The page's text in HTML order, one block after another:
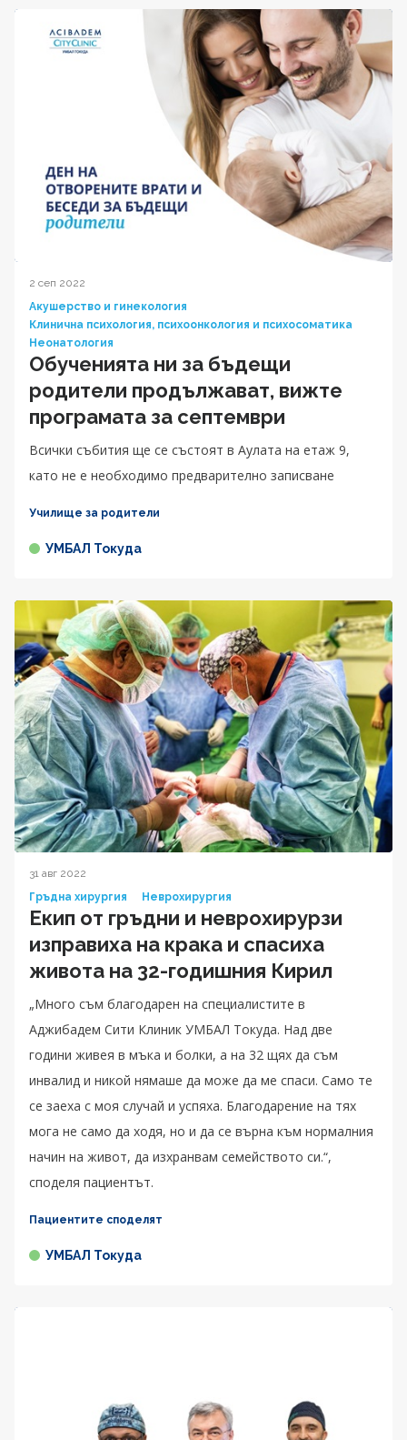
2 сеп 2022
Акушерство и гинекология
Клинична психология, психоонкология и психосоматика
Неонатология
Обученията ни за бъдещи
родители продължават, вижте
програмата за септември
Всички събития ще се състоят в Аулата на етаж 9,
като не е необходимо предварително записване
Училище за родители
УМБАЛ Токуда
31 авг 2022
Гръдна хирургия
Неврохирургия
Екип от гръдни и неврохирурзи
изправиха на крака и спасиха
живота на 32-годишния Кирил
„Много съм благодарен на специалистите в
Аджибадем Сити Клиник УМБАЛ Токуда. Над две
години живея в мъка и болки, а на 32 щях да съм
инвалид и никой нямаше да може да ме спаси. Само те
се заеха с моя случай и успяха. Благодарение на тях
мога не само да ходя, но и да се върна към нормалния
начин на живот, да изхранвам семейството си.“,
споделя пациентът.
Пациентите споделят
УМБАЛ Токуда